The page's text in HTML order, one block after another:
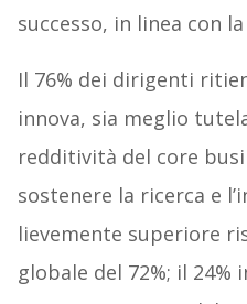
successo, in linea con
Il 76% dei dirigenti
innova, sia meglio
redditività del core
sostenere la ricerca e
lievemente superiore
globale del 72%; il 24%